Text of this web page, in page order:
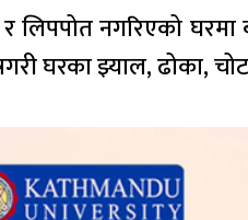
लिपपोत नगरिएको
घरका झ्याल, ढोका,